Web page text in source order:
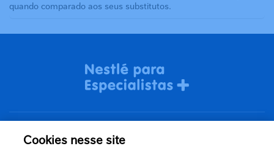
quando comparado aos seus substitutos.
Termos de uso
Cookies nesse site